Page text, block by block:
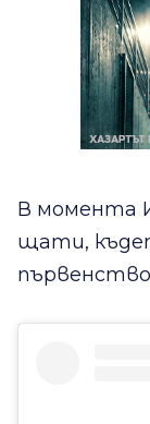
В момента
щати,
първенство